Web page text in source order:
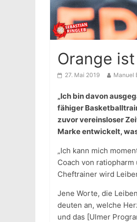
Orange
27. Mai 2019 Manuel
„Ich bin davon
fähiger
zuvor vereinsloser
Marke entwickelt,
„Ich kann mich
Coach von
Cheftrainer wird
Jene Worte, die
deuten an, welche
und das [Ulmer